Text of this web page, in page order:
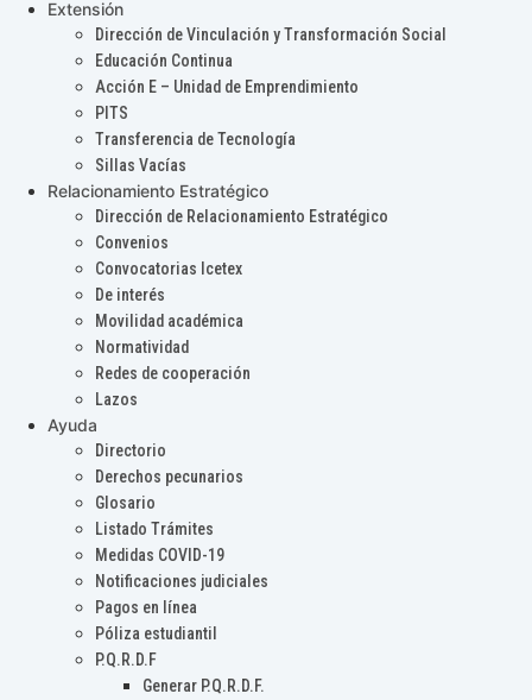
Extensión
Dirección de Vinculación y Transformación Social
Educación Continua
Acción E – Unidad de Emprendimiento
PITS
Transferencia de Tecnología
Sillas Vacías
Relacionamiento Estratégico
Dirección de Relacionamiento Estratégico
Convenios
Convocatorias Icetex
De interés
Movilidad académica
Normatividad
Redes de cooperación
Lazos
Ayuda
Directorio
Derechos pecunarios
Glosario
Listado Trámites
Medidas COVID-19
Notificaciones judiciales
Pagos en línea
Póliza estudiantil
P.Q.R.D.F
Generar P.Q.R.D.F.